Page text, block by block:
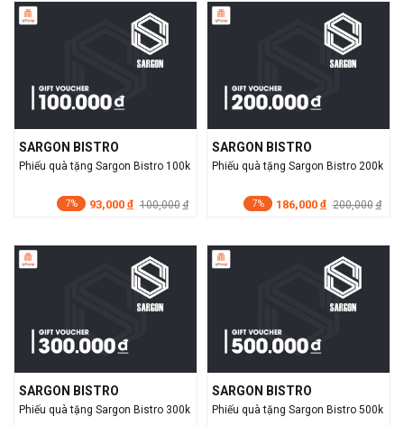
SARGON BISTRO
Phiếu quà tặng Sargon Bistro 100k
7% 93,000 đ 100,000 đ
SARGON BISTRO
Phiếu quà tặng Sargon Bistro 200k
7% 186,000 đ 200,000 đ
SARGON BISTRO
Phiếu quà tặng Sargon Bistro 300k
SARGON BISTRO
Phiếu quà tặng Sargon Bistro 500k